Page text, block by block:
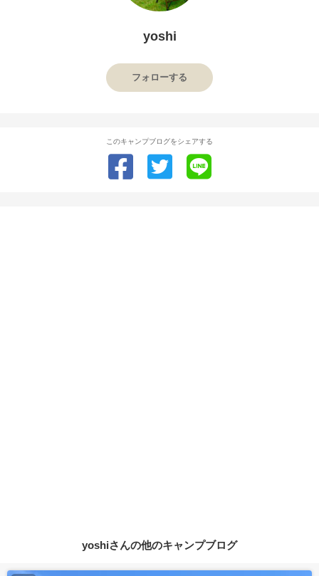
yoshi
フォローする
このキャンプブログをシェアする
yoshiさんの他のキャンプブログ